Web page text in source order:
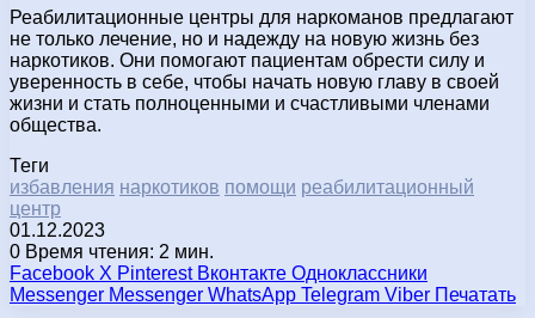
Реабилитационные центры для наркоманов предлагают
не только лечение, но и надежду на новую жизнь без
наркотиков. Они помогают пациентам обрести силу и
уверенность в себе, чтобы начать новую главу в своей
жизни и стать полноценными и счастливыми членами
общества.
Теги
избавления наркотиков помощи реабилитационный
центр
01.12.2023
0 Время чтения: 2 мин.
Facebook X Pinterest Вконтакте Одноклассники
Messenger Messenger WhatsApp Telegram Viber Печатать